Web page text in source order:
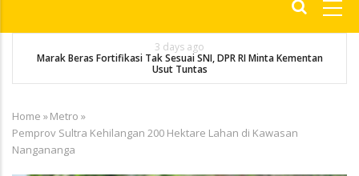
3 days ago
Marak Beras Fortifikasi Tak Sesuai SNI, DPR RI Minta Kementan
Usut Tuntas
Breadcrumb
Home »Metro »
Pemprov Sultra Kehilangan 200 Hektare Lahan di Kawasan
Nangananga